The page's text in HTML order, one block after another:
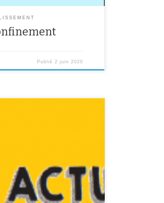
Publié 2 juin 2020
! Retrouvez ici des
journalistes confinés à la
votre contribution à cette
sur […]